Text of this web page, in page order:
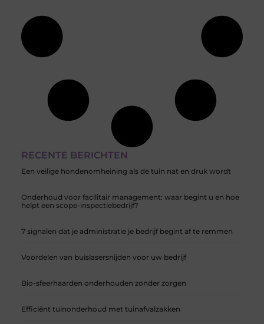
RECENTE BERICHTEN
Een veilige hondenomheining als de tuin nat en druk wordt
Onderhoud voor facilitair management: waar begint u en hoe
helpt een scope-inspectiebedrijf?
7 signalen dat je administratie je bedrijf begint af te remmen
Voordelen van buislasersnijden voor uw bedrijf
Bio-sfeerhaarden onderhouden zonder zorgen
Efficiënt tuinonderhoud met tuinafvalzakken